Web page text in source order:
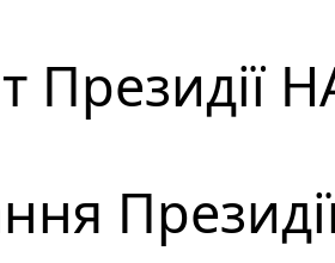
Президії